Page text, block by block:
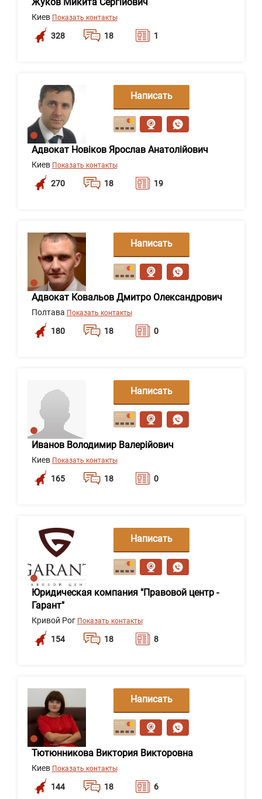
Киев Показать контакты
328 18 1
Адвокат Новіков Ярослав Анатолійович
Киев Показать контакты
270 18 19
Написать
сообщение
Адвокат Ковальов Дмитро Олександрович
Полтава Показать контакты
180 18 0
Написать
сообщение
Иванов Володимир Валерійович
Киев Показать контакты
165 18 0
Написать
сообщение
Юридическая компания "Правовой центр -
Гарант"
Кривой Рог Показать контакты
154 18 8
Написать
сообщение
Тютюнникова Виктория Викторовна
Киев Показать контакты
144 18 6
Написать
сообщение